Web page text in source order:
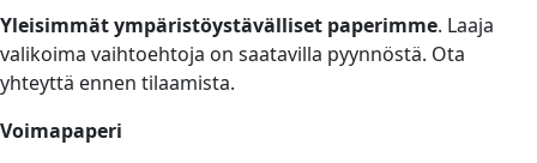
Yleisimmät ympäristöystävälliset paperimme. Laaja
valikoima vaihtoehtoja on saatavilla pyynnöstä. Ota
yhteyttä ennen tilaamista.
Voimapaperi